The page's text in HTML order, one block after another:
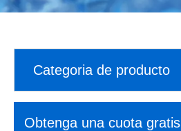
Categoria de producto
Obtenga una cuota gratis